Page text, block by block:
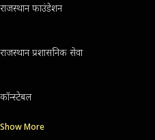
राजस्थान फाउंडेशन
राजस्थान प्रशासनिक सेवा
कॉन्स्टेबल
Show More